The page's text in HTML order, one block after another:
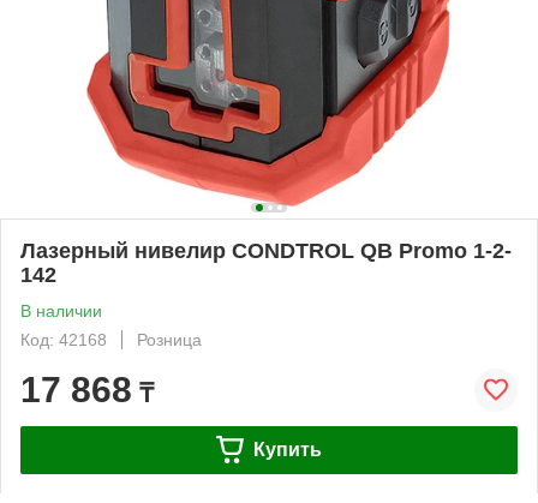
Лазерный нивелир CONDTROL QB Promo 1-2-
142
В наличии
Код: 42168
Розница
17 868 ₸
Купить